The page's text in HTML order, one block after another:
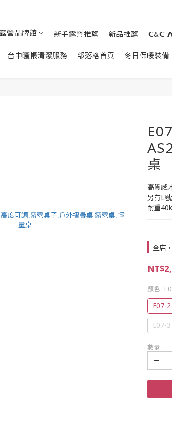
營品牌館 新手露營推薦 新品推薦 𝗖&𝗖
台中曬帳清潔服務 部落格首頁 冬日保暖裝備
桌
高質感
另有L
耐重
全店
顏色 :
E07-
E07-
數量